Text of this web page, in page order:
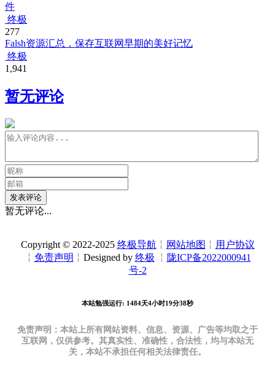
件
终极
277
Falsh资源汇总，保存互联网早期的美好记忆
终极
1,941
暂无评论
发表评论
暂无评论...
Copyright © 2022-2025 终极导航 ╎ 网站地图 ╎ 用户协议
╎ 免责声明 ╎Designed by 终极 ╎ 陇ICP备2022000941
号-2
本站勉强运行: 1484天4小时19分39秒
免责声明：本站上所有网站资料、信息、资源、广告等均取之于
互联网，仅供参考。其真实性、准确性，合法性，均与本站无
关，本站不承担任何相关法律责任。